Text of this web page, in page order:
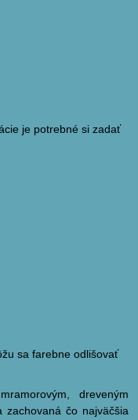
je potrebné si zadať
sa farebne odlišovať
dreveným
zachovaná čo najväčšia